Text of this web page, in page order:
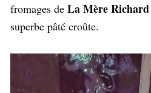
fromages de La Mère Richard
superbe pâté croûte.